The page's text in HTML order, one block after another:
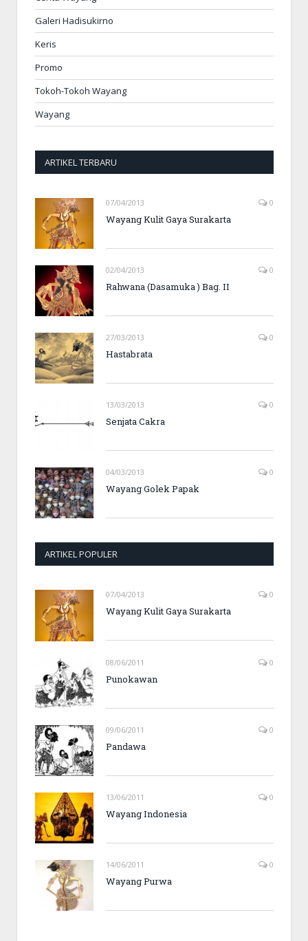
Galeri Hadisukirno
Keris
Promo
Tokoh-Tokoh Wayang
Wayang
ARTIKEL TERBARU
07/04/2013 0
Wayang Kulit Gaya Surakarta
02/04/2013 0
Rahwana (Dasamuka ) Bag. II
27/03/2013 0
Hastabrata
13/03/2013 0
Senjata Cakra
04/03/2013 0
Wayang Golek Papak
ARTIKEL POPULER
07/04/2013 0
Wayang Kulit Gaya Surakarta
08/06/2011 0
Punokawan
09/06/2011 0
Pandawa
13/06/2011 0
Wayang Indonesia
14/06/2011 0
Wayang Purwa